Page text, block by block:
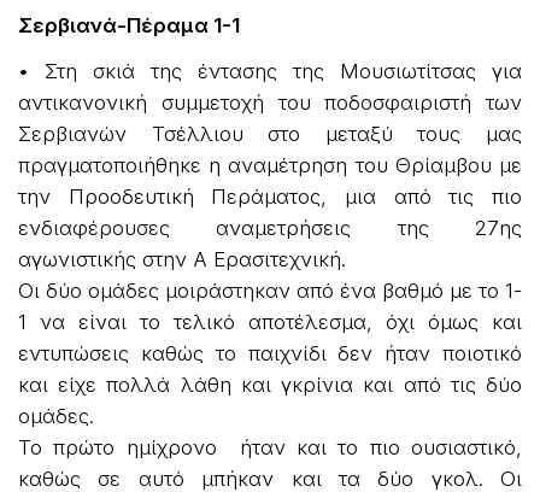
Σερβιανά-Πέραμα 1-1
• Στη σκιά της έντασης της Μουσιωτίτσας για
αντικανονική συμμετοχή του ποδοσφαιριστή των
Σερβιανών Τσέλλιου στο μεταξύ τους μας
πραγματοποιήθηκε η αναμέτρηση του Θρίαμβου με
την Προοδευτική Περάματος, μια από τις πιο
ενδιαφέρουσες αναμετρήσεις της 27ης
αγωνιστικής στην Α Ερασιτεχνική.
Οι δύο ομάδες μοιράστηκαν από ένα βαθμό με το 1-
1 να είναι το τελικό αποτέλεσμα, όχι όμως και
εντυπώσεις καθώς το παιχνίδι δεν ήταν ποιοτικό
και είχε πολλά λάθη και γκρίνια και από τις δύο
ομάδες.
Το πρώτο ημίχρονο ήταν και το πιο ουσιαστικό,
καθώς σε αυτό μπήκαν και τα δύο γκολ. Οι